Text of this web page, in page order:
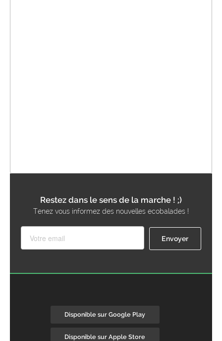
Restez dans le sens de la marche ! ;)
Tenez vous informez des nouvelles ecobalades !
Disponible sur Google Play
Disponible sur Apple Store